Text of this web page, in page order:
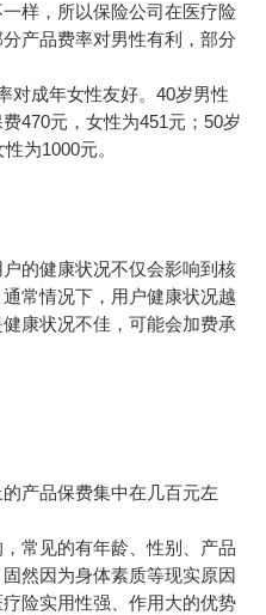
样，所以保险公司在医疗险
产品费率对男性有利，部分
对成年女性友好。40岁男性
470元，女性为451元；50岁
为1000元。
的健康状况不仅会影响到核
常情况下，用户健康状况越
康状况不佳，可能会加费承
产品保费集中在几百元左
常见的有年龄、性别、产品
然因为身体素质等现实原因
险实用性强、作用大的优势